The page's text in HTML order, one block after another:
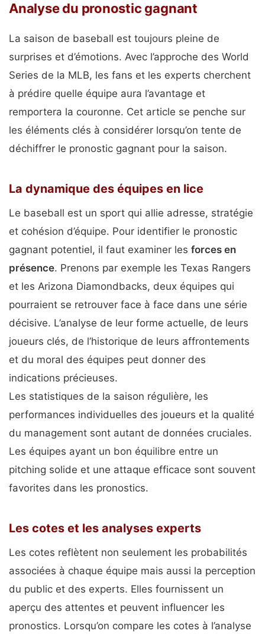
Analyse du pronostic gagnant
La saison de baseball est toujours pleine de
surprises et d’émotions. Avec l’approche des World
Series de la MLB, les fans et les experts cherchent
à prédire quelle équipe aura l’avantage et
remportera la couronne. Cet article se penche sur
les éléments clés à considérer lorsqu’on tente de
déchiffrer le pronostic gagnant pour la saison.
La dynamique des équipes en lice
Le baseball est un sport qui allie adresse, stratégie
et cohésion d’équipe. Pour identifier le pronostic
gagnant potentiel, il faut examiner les forces en
présence. Prenons par exemple les Texas Rangers
et les Arizona Diamondbacks, deux équipes qui
pourraient se retrouver face à face dans une série
décisive. L’analyse de leur forme actuelle, de leurs
joueurs clés, de l’historique de leurs affrontements
et du moral des équipes peut donner des
indications précieuses.
Les statistiques de la saison régulière, les
performances individuelles des joueurs et la qualité
du management sont autant de données cruciales.
Les équipes ayant un bon équilibre entre un
pitching solide et une attaque efficace sont souvent
favorites dans les pronostics.
Les cotes et les analyses experts
Les cotes reflètent non seulement les probabilités
associées à chaque équipe mais aussi la perception
du public et des experts. Elles fournissent un
aperçu des attentes et peuvent influencer les
pronostics. Lorsqu’on compare les cotes à l’analyse